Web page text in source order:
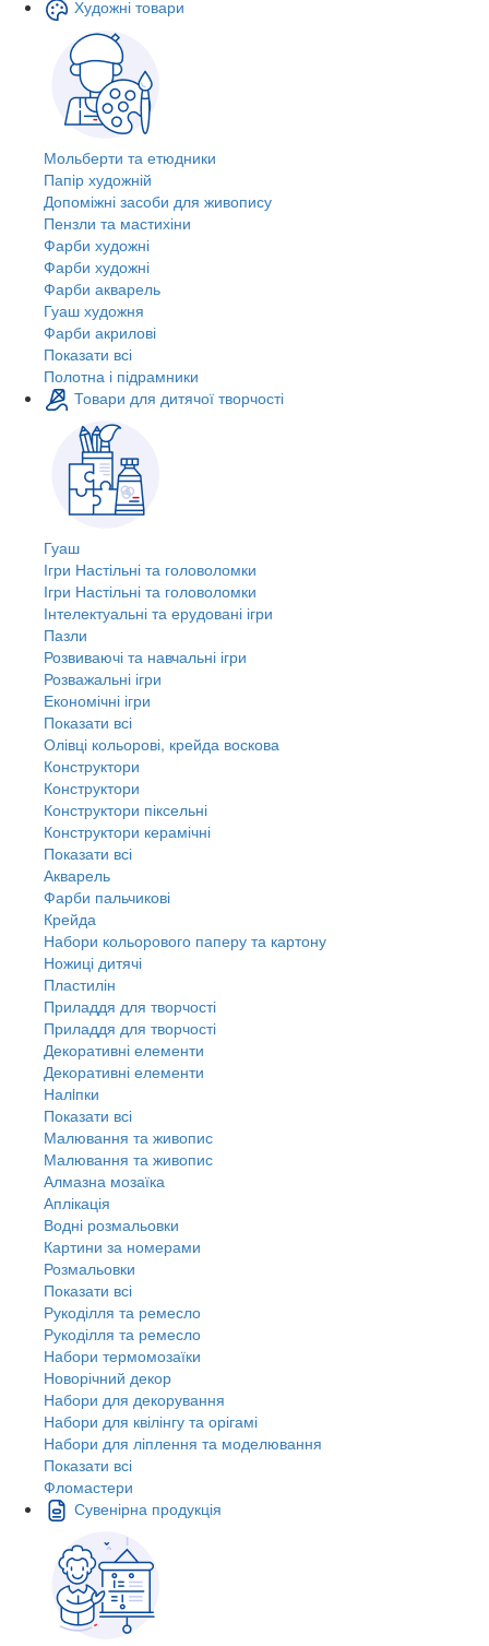
Художні товари
Мольберти та етюдники
Папір художній
Допоміжні засоби для живопису
Пензли та мастихіни
Фарби художні
Фарби художні
Фарби акварель
Гуаш художня
Фарби акрилові
Показати всі
Полотна і підрамники
Товари для дитячої творчості
Гуаш
Ігри Настільні та головоломки
Ігри Настільні та головоломки
Інтелектуальні та ерудовані ігри
Пазли
Розвиваючі та навчальні ігри
Розважальні ігри
Економічні ігри
Показати всі
Олівці кольорові, крейда воскова
Конструктори
Конструктори
Конструктори піксельні
Конструктори керамічні
Показати всі
Акварель
Фарби пальчикові
Крейда
Набори кольорового паперу та картону
Ножиці дитячі
Пластилін
Приладдя для творчості
Приладдя для творчості
Декоративні елементи
Декоративні елементи
Налiпки
Показати всі
Малювання та живопис
Малювання та живопис
Алмазна мозаїка
Аплікація
Водні розмальовки
Картини за номерами
Розмальовки
Показати всі
Рукоділля та ремесло
Рукоділля та ремесло
Набори термомозаїки
Новорічний декор
Набори для декорування
Набори для квілінгу та орігамі
Набори для ліплення та моделювання
Показати всі
Фломастери
Сувенірна продукція